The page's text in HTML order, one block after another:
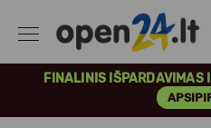
FINALINIS IŠPARDAVIMAS